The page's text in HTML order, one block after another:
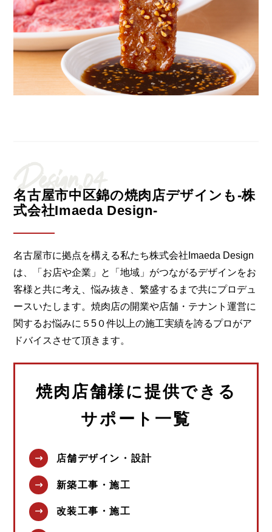
Design.04
名古屋市中区錦の焼肉店デザインも-株
式会社Imaeda Design-
名古屋市に拠点を構える私たち株式会社Imaeda Design
は、「お店や企業」と「地域」がつながるデザインをお
客様と共に考え、悩み抜き、繁盛するまで共にプロデュ
ースいたします。焼肉店の開業や店舗・テナント運営に
関するお悩みに５5０件以上の施工実績を誇るプロがア
ドバイスさせて頂きます。
焼肉店舗様に提供できる
サポート一覧
店舗デザイン・設計
新築工事・施工
改装工事・施工